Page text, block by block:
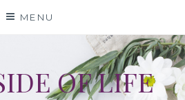
MENU
OF LIFE